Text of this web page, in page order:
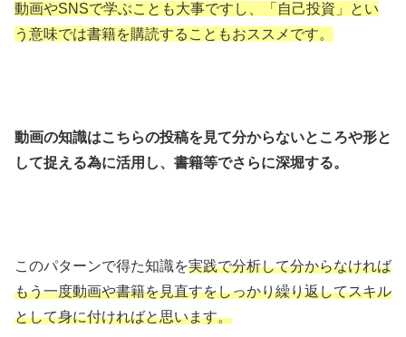
動画やSNSで学ぶことも大事ですし、「自己投資」とい
う意味では書籍を購読することもおススメです。
動画の知識はこちらの投稿を見て分からないところや形と
して捉える為に活用し、書籍等でさらに深堀する。
このパターンで得た知識を実践で分析して分からなければ
もう一度動画や書籍を見直すをしっかり繰り返してスキル
として身に付ければと思います。